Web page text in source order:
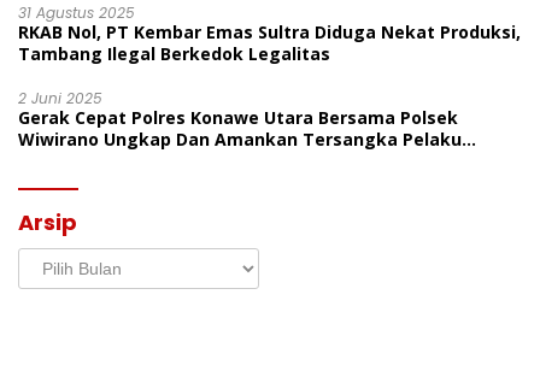
31 Agustus 2025
RKAB Nol, PT Kembar Emas Sultra Diduga Nekat Produksi,
Tambang Ilegal Berkedok Legalitas
2 Juni 2025
Gerak Cepat Polres Konawe Utara Bersama Polsek
Wiwirano Ungkap Dan Amankan Tersangka Pelaku
Arsip
Arsip